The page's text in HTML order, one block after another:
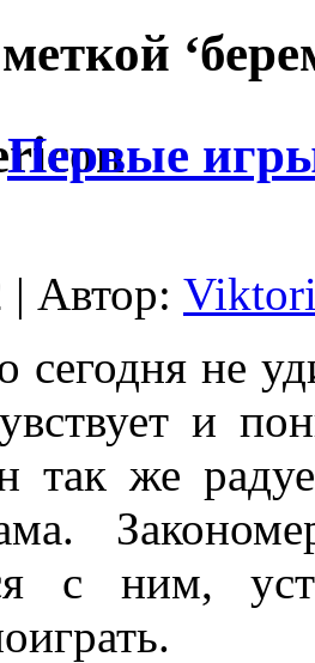
Первые
| Автор:
сегодня не
и
так же
с ним,